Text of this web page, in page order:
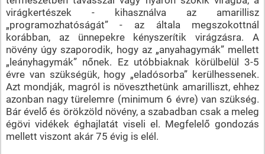
virágkertészek - kihasználva az amarillisz
„programozhatóságát” - az általa megszokottnál
korábban, az ünnepekre kényszerítik virágzásra. A
növény úgy szaporodik, hogy az „anyahagymák” mellett
„leányhagymák” nőnek. Ez utóbbiaknak körülbelül 3-5
évre van szükségük, hogy „eladósorba” kerülhessenek.
Azt mondják, magról is növeszthetünk amarilliszt, ehhez
azonban nagy türelemre (minimum 6 évre) van szükség.
Bár évelő és örökzöld növény, a szabadban csak a meleg
égövi vidékek éghajlatát viseli el. Megfelelő gondozás
mellett viszont akár 75 évig is elél.